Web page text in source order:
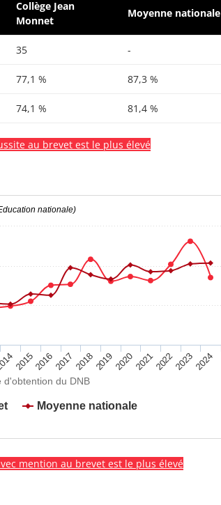
Collège Jean
Monnet
Moyenne nationale
35 -
77,1 % 87,3 %
74,1 % 81,4 %
au brevet est le plus élevé
d'obtention du DNB
nationale)
Moyenne nationale
2015201620172018201920202021202220232024
mention au brevet est le plus élevé